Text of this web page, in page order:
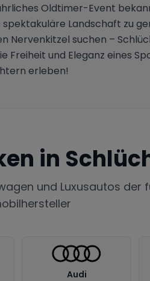
Oldtimer-Event
Landschaft zu
Nervenkitzel suchen –
Freiheit und Eleganz eines
erleben!
in
und Luxusautos der
Audi